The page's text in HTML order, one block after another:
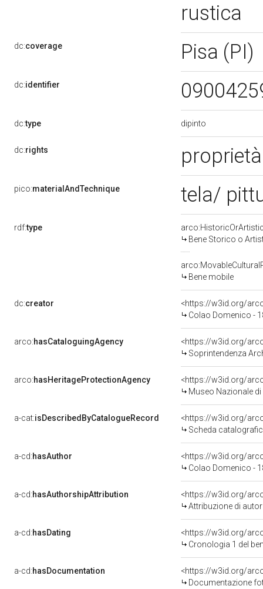
rustica
dc:coverage Pisa (PI)
dc:identifier
dc:type dipinto
dc:rights
pico:materialAndTechnique tela/
rdf:type
Bene Storico o
Bene mobile
dc:creator
<https://w3id.org/
Colao Domenico -
arco:hasCataloguingAgency
<https://w3id.org/
Soprintendenza
arco:hasHeritageProtectionAgency
<https://w3id.org/
Museo Nazionale di
a-cat:isDescribedByCatalogueRecord
<https://w3id.org/
Scheda
a-cd:hasAuthor
<https://w3id.org/
Colao Domenico -
a-cd:hasAuthorshipAttribution
<https://w3id.org/
Attribuzione di
a-cd:hasDating
<https://w3id.org/
Cronologia 1 del
a-cd:hasDocumentation
Documentazione